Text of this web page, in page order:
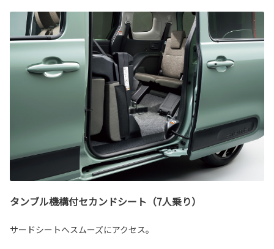
タンブル機構付セカンドシート（7人乗り）
サードシートへスムーズにアクセス。